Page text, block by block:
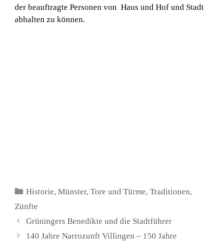
der beauftragte Personen von Haus und Hof und Stadt
abhalten zu können.
Kategorien
Historie,Münster,Tore und Türme,Traditionen,
Zünfte
Grüningers Benedikte und die Stadtführer
140 Jahre Narrozunft Villingen – 150 Jahre